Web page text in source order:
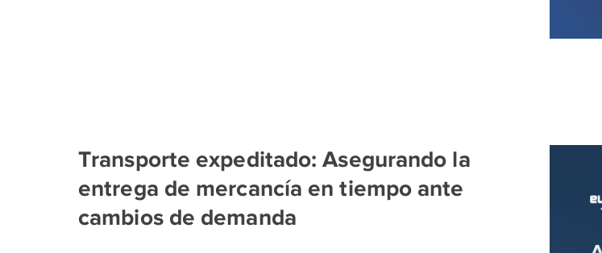
Transporte expeditado: Asegurando la
entrega de mercancía en tiempo ante
cambios de demanda